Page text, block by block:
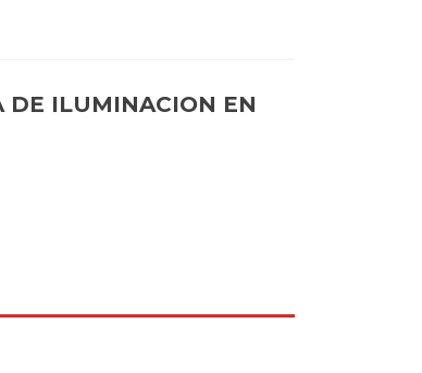
DE ILUMINACION EN